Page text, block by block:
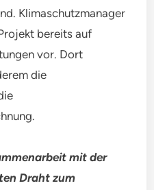
Klimaschutzmanager
bereits auf
vor. Dort
die
mit der
Draht zum